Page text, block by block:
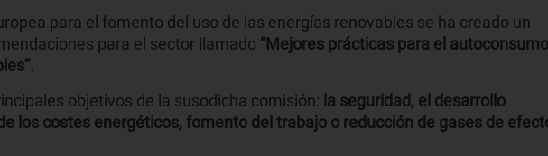
para el fomento del uso de las energías renovables se ha creado un
para el sector llamado “Mejores prácticas para el autoconsumo
.
objetivos de la susodicha comisión: la seguridad, el desarrollo
los costes energéticos, fomento del trabajo o reducción de gases de